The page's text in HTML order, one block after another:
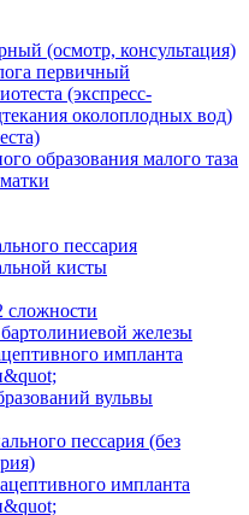
(осмотр, консультация)
первичный
(экспресс-
околоплодных вод)
образования малого таза
пессария
кисты
железы
импланта
вульвы
пессария (без
импланта